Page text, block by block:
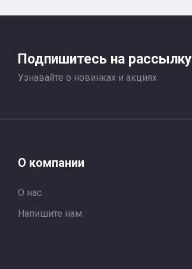
Подпишитесь на рассылку
Узнавайте о новинках и акциях
О компании
О нас
Напишите нам